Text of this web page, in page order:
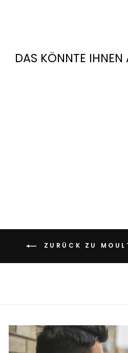
DAS KÖNNTE IHNEN
ZURÜCK ZU